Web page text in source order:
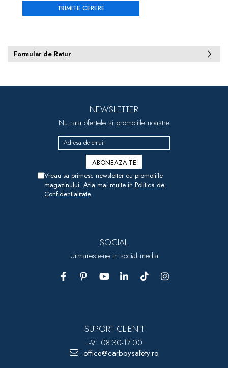
Formular de Retur
NEWSLETTER
Nu rata ofertele si promotiile noastre
Vreau sa primesc newsletter cu promotiile
magazinului. Afla mai multe in Politica de
Confidentialitate
SOCIAL
Urmareste-ne in social media
SUPORT CLIENTI
L-V: 08.30-17.00
office@carboysafety.ro